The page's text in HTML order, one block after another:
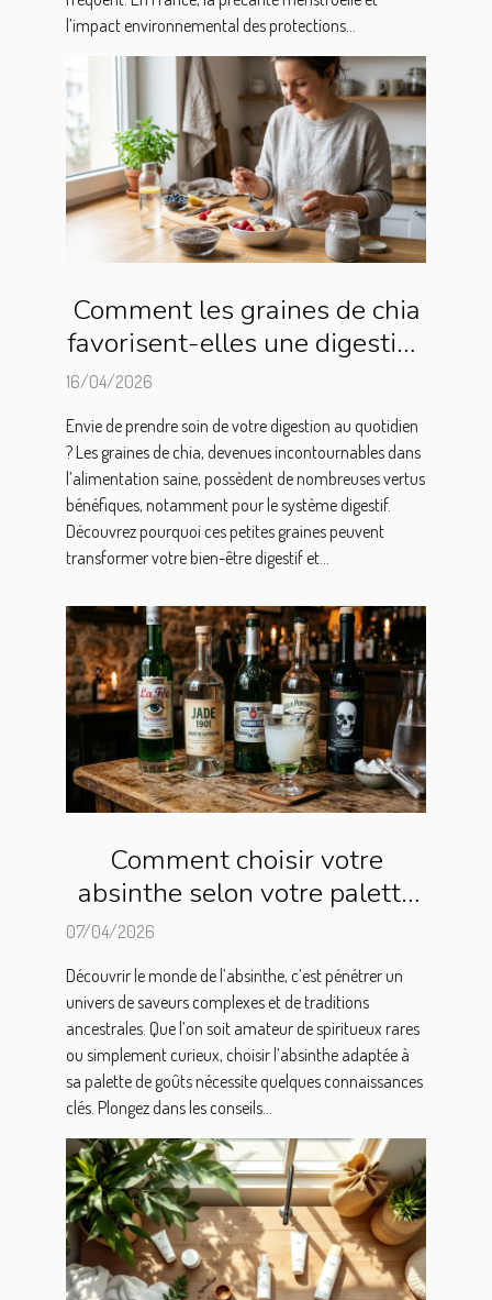
l’impact environnemental des protections...
Comment les graines de chia
favorisent-elles une digestion
16/04/2026
Envie de prendre soin de votre digestion au quotidien
? Les graines de chia, devenues incontournables dans
l’alimentation saine, possèdent de nombreuses vertus
bénéfiques, notamment pour le système digestif.
Découvrez pourquoi ces petites graines peuvent
transformer votre bien-être digestif et...
Comment choisir votre
absinthe selon votre palette
07/04/2026
Découvrir le monde de l’absinthe, c’est pénétrer un
univers de saveurs complexes et de traditions
ancestrales. Que l’on soit amateur de spiritueux rares
ou simplement curieux, choisir l’absinthe adaptée à
sa palette de goûts nécessite quelques connaissances
clés. Plongez dans les conseils...